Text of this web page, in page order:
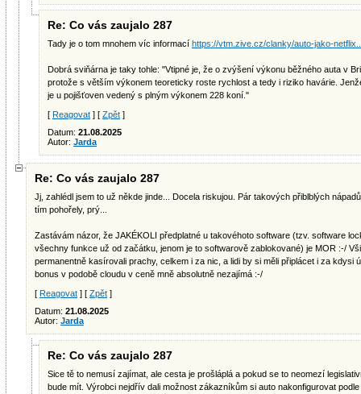
Re: Co vás zaujalo 287
Tady je o tom mnohem víc informací https://vtm.zive.cz/clanky/auto-jako-
Dobrá sviňárna je taky tohle: "Vtipné je, že o zvýšení výkonu běžného auta v
protože s větším výkonem teoreticky roste rychlost a tedy i riziko havárie.
je u pojišťoven vedený s plným výkonem 228 koní."
[ Reagovat ] [ Zpět ]
Datum: 21.08.2025
Autor: Jarda
Re: Co vás zaujalo 287
Jj, zahlédl jsem to už někde jinde... Docela riskujou. Pár takových přiblblých
tím pohořely, prý...
Zastávám názor, že JAKÉKOLI předplatné u takovéhoto software (tzv. software
všechny funkce už od začátku, jenom je to softwarově zablokované) je MOR :-/
permanentně kasírovali prachy, celkem i za nic, a lidi by si měli připlácet i za kdysi
bonus v podobě cloudu v ceně mně absolutně nezajímá :-/
[ Reagovat ] [ Zpět ]
Datum: 21.08.2025
Autor: Jarda
Re: Co vás zaujalo 287
Sice tě to nemusí zajímat, ale cesta je prošláplá a pokud se to neomezí
bude mít. Výrobci nejdřív dali možnost zákazníkům si auto nakonfigurovat